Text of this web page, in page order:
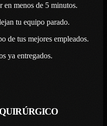
en menos de 5 minutos.
tu equipo parado.
de tus mejores empleados.
ya entregados.